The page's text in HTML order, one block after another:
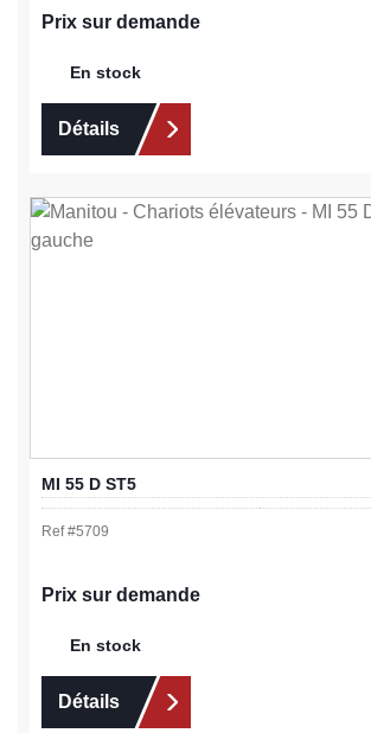
Prix sur demande
En stock
Détails
MI 55 D ST5
Ref #5709
Prix sur demande
En stock
Détails